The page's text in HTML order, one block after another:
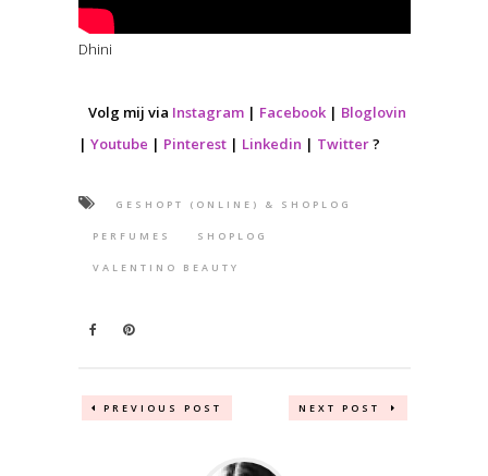
Dhini
Volg mij via Instagram| Facebook| Bloglovin
| Youtube | Pinterest| Linkedin | Twitter?
GESHOPT (ONLINE) & SHOPLOG
PERFUMES SHOPLOG
VALENTINO BEAUTY
PREVIOUS POST NEXT POST